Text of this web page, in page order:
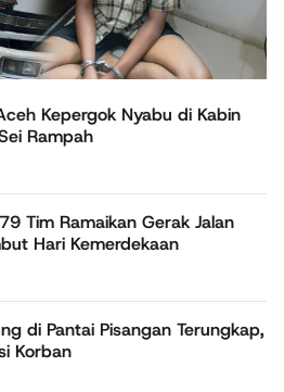
Kepergok Nyabu di Kabin
Rampah
Tim Ramaikan Gerak Jalan
Hari Kemerdekaan
di Pantai Pisangan Terungkap,
Korban